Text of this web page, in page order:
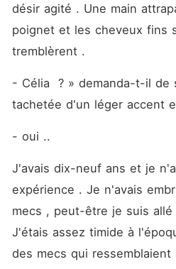
désir agité . Une main
poignet et les cheveux fins
tremblèrent .
- Célia  ? » demanda-t-il de
tachetée d'un léger accent
- oui ..
J'avais dix-neuf ans et je
expérience . Je n'avais
mecs , peut-être je suis
J'étais assez timide à
des mecs qui